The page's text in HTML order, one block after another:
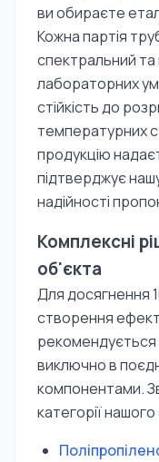
ви обираєте
Кожна партія
спектральний та
лабораторних
стійкість до
температурних
продукцію
підтверджує
надійності
Комплексні
об'єкта
Для досягнення
створення
виключно в
компонентами.
категорії